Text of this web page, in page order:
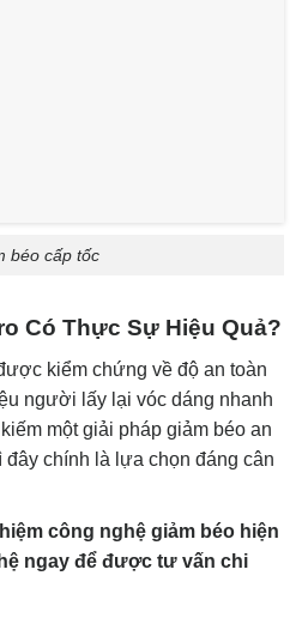
béo cấp tốc
Có Thực Sự Hiệu Quả?
kiểm chứng về độ an toàn
người lấy lại vóc dáng nhanh
một giải pháp giảm béo an
đây chính là lựa chọn đáng cân
công nghệ giảm béo hiện
ngay để được tư vấn chi